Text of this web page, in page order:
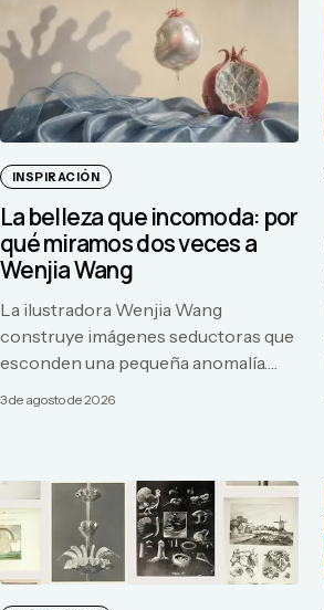
INSPIRACIÓN
La belleza que incomoda: por
qué miramos dos veces a
Wenjia Wang
La ilustradora Wenjia Wang
construye imágenes seductoras que
esconden una pequeña anomalía.
3 de agosto de 2026